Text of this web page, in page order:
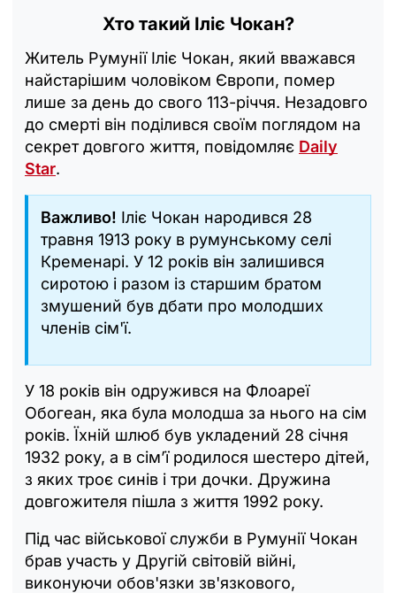
Хто такий Іліє Чокан?
Житель Румунії Іліє Чокан, який вважався
найстарішим чоловіком Європи, помер
лише за день до свого 113-річчя. Незадовго
до смерті він поділився своїм поглядом на
секрет довгого життя, повідомляє Daily
Star.
Важливо! Іліє Чокан народився 28
травня 1913 року в румунському селі
Кременарі. У 12 років він залишився
сиротою і разом із старшим братом
змушений був дбати про молодших
членів сім'ї.
У 18 років він одружився на Флоареї
Обогеан, яка була молодша за нього на сім
років. Їхній шлюб був укладений 28 січня
1932 року, а в сім’ї родилося шестеро дітей,
з яких троє синів і три дочки. Дружина
довгожителя пішла з життя 1992 року.
Під час військової служби в Румунії Чокан
брав участь у Другій світовій війні,
виконуючи обов'язки зв'язкового,